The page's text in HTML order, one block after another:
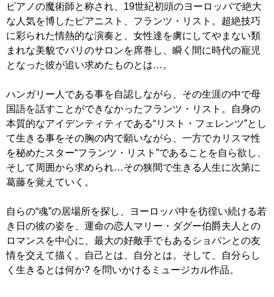
ピアノの魔術師と称され、19世紀初頭のヨーロッパで絶大
な人気を博したピアニスト、フランツ・リスト。超絶技巧
に彩られた情熱的な演奏と、女性達を虜にしてやまない類
まれな美貌でパリのサロンを席巻し、瞬く間に時代の寵児
となった彼が追い求めたものとは…。
ハンガリー人である事を自認しながら、その生涯の中で母
国語を話すことができなかったフランツ・リスト。自身の
本質的なアイデンティティである“リスト・フェレンツ”とし
て生きる事をその胸の内で願いながら、一方でカリスマ性
を秘めたスター“フランツ・リスト”であることを自ら欲し、
そして周囲から求められ…その狭間で生きる人生に次第に
葛藤を覚えていく。
自らの“魂”の居場所を探し、ヨーロッパ中を彷徨い続ける若
き日の彼の姿を、運命の恋人マリー・ダグー伯爵夫人との
ロマンスを中心に、最大の好敵手でもあるショパンとの友
情を交えて描く。自己とは、自分とは。そして、自分らし
く生きるとは何か? を問いかけるミュージカル作品。